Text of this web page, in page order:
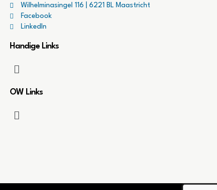
Wilhelminasingel 116 | 6221 BL Maastricht
Facebook
LinkedIn
Handige Links
OW Links